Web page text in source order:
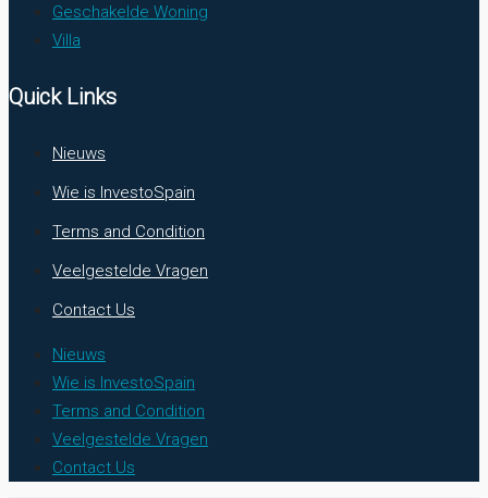
Geschakelde Woning
Villa
Quick Links
Nieuws
Wie is InvestoSpain
Terms and Condition
Veelgestelde Vragen
Contact Us
Nieuws
Wie is InvestoSpain
Terms and Condition
Veelgestelde Vragen
Contact Us